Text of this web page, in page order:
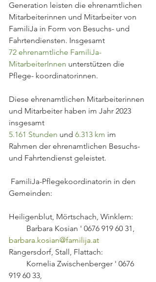
Generation leisten die ehrenamtlichen
Mitarbeiterinnen und Mitarbeiter von
FamiliJa in Form von Besuchs- und
Fahrtendiensten. Insgesamt
72 ehrenamtliche FamiliJa-
MitarbeiterInnen unterstützen die
Pflege- koordinatorinnen.
Diese ehrenamtlichen Mitarbeiterinnen
und Mitarbeiter haben im Jahr 2023
insgesamt
5.161 Stunden und 6.313 km im
Rahmen der ehrenamtlichen Besuchs-
und Fahrtendienst geleistet.
FamiliJa-Pflegekoordinatorin in den
Gemeinden:
Heiligenblut, Mörtschach, Winklern:
Barbara Kosian ' 0676 919 60 31,
barbara.kosian@familija.at
Rangersdorf, Stall, Flattach:
Kornelia Zwischenberger ' 0676
919 60 33,